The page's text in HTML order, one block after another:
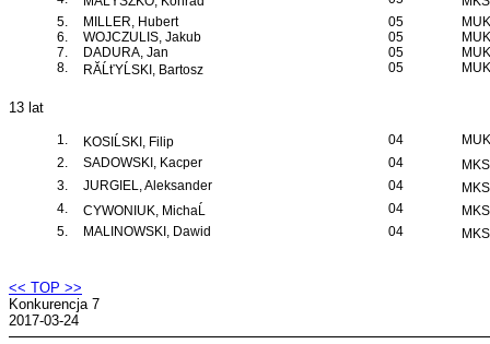
5.
MILLER, Hubert 05
6.
WOJCZULIS, Jakub 05
7.
DADURA, Jan 05
8.
RĂĹťYĹSKI, Bartosz 05
13 lat
1. KOSIĹSKI, Filip 04
2.
SADOWSKI, Kacper 04
3.
JURGIEL, Aleksander 04
4.
CYWONIUK, MichaĹ 04
5.
MALINOWSKI, Dawid 04
<< TOP >>
Konkurencja 7
2017-03-24